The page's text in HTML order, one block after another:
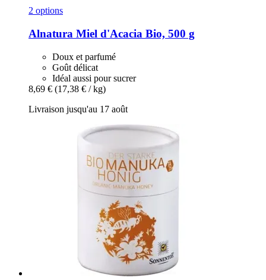
2 options
Alnatura Miel d'Acacia Bio, 500 g
Doux et parfumé
Goût délicat
Idéal aussi pour sucrer
8,69 € (17,38 € / kg)
Livraison jusqu'au 17 août